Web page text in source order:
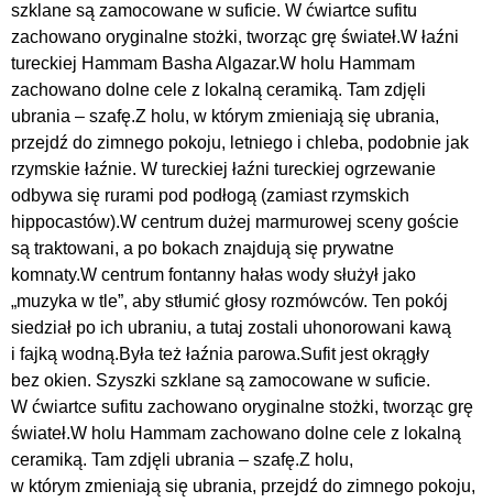
szklane są zamocowane w suficie. W ćwiartce sufitu
zachowano oryginalne stożki, tworząc grę świateł.W łaźni
tureckiej Hammam Basha Algazar.W holu Hammam
zachowano dolne cele z lokalną ceramiką. Tam zdjęli
ubrania – szafę.Z holu, w którym zmieniają się ubrania,
przejdź do zimnego pokoju, letniego i chleba, podobnie jak
rzymskie łaźnie. W tureckiej łaźni tureckiej ogrzewanie
odbywa się rurami pod podłogą (zamiast rzymskich
hippocastów).W centrum dużej marmurowej sceny goście
są traktowani, a po bokach znajdują się prywatne
komnaty.W centrum fontanny hałas wody służył jako
„muzyka w tle”, aby stłumić głosy rozmówców. Ten pokój
siedział po ich ubraniu, a tutaj zostali uhonorowani kawą
i fajką wodną.Była też łaźnia parowa.Sufit jest okrągły
bez okien. Szyszki szklane są zamocowane w suficie.
W ćwiartce sufitu zachowano oryginalne stożki, tworząc grę
świateł.W holu Hammam zachowano dolne cele z lokalną
ceramiką. Tam zdjęli ubrania – szafę.Z holu,
w którym zmieniają się ubrania, przejdź do zimnego pokoju,